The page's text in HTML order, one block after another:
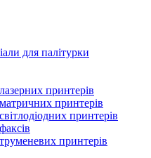
для палітурки
принтерів
принтерів
принтерів
принтерів